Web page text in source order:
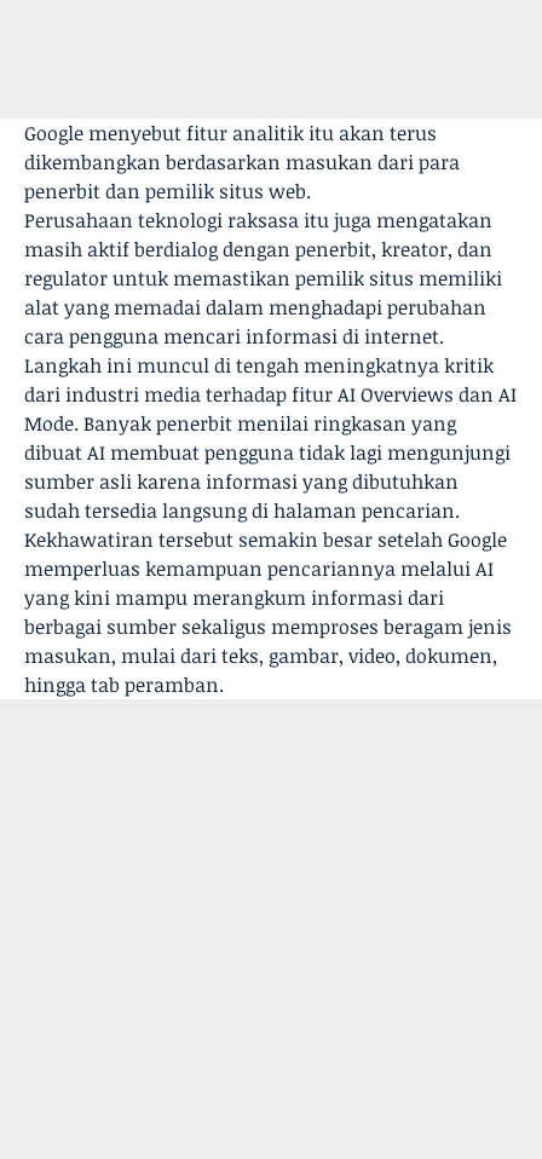
Google menyebut fitur analitik itu akan terus
dikembangkan berdasarkan masukan dari para
penerbit dan pemilik situs web.
Perusahaan teknologi raksasa itu juga mengatakan
masih aktif berdialog dengan penerbit, kreator, dan
regulator untuk memastikan pemilik situs memiliki
alat yang memadai dalam menghadapi perubahan
cara pengguna mencari informasi di internet.
Langkah ini muncul di tengah meningkatnya kritik
dari industri media terhadap fitur AI Overviews dan AI
Mode. Banyak penerbit menilai ringkasan yang
dibuat AI membuat pengguna tidak lagi mengunjungi
sumber asli karena informasi yang dibutuhkan
sudah tersedia langsung di halaman pencarian.
Kekhawatiran tersebut semakin besar setelah Google
memperluas kemampuan pencariannya melalui AI
yang kini mampu merangkum informasi dari
berbagai sumber sekaligus memproses beragam jenis
masukan, mulai dari teks, gambar, video, dokumen,
hingga tab peramban.